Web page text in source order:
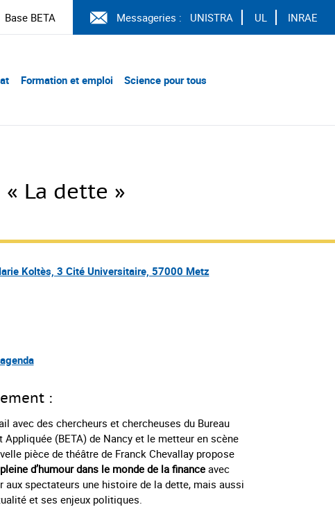
Base BETA Messageries : UNISTRA UL INRAE
Formation et emploi Science pour tous
La dette »
Koltès, 3 Cité Universitaire, 57000 Metz
:
avec des chercheurs et chercheuses du Bureau
Appliquée (BETA) de Nancy et le metteur en scène
pièce de théâtre de Franck Chevallay propose
d’humour dans le monde de la finance avec
aux spectateurs une histoire de la dette, mais aussi
et ses enjeux politiques.